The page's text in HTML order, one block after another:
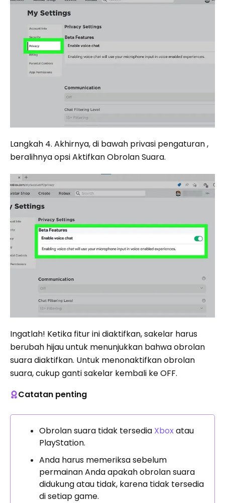
Langkah 4. Akhirnya, di bawah privasi pengaturan ,
beralihnya opsi Aktifkan Obrolan Suara.
Ingatlah! Ketika fitur ini diaktifkan, sakelar harus
berubah hijau untuk menunjukkan bahwa obrolan
suara diaktifkan. Untuk menonaktifkan obrolan
suara, cukup ganti sakelar kembali ke OFF.
Catatan penting
Obrolan suara tidak tersedia Xboxatau
PlayStation.
Anda harus memeriksa sebelum
permainan Anda apakah obrolan suara
didukung atau tidak, karena tidak tersedia
di setiap game.